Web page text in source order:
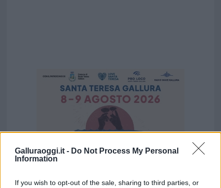
Galluraoggi.it - Do Not Process My Personal
Information
If you wish to opt-out of the sale, sharing to third parties, or